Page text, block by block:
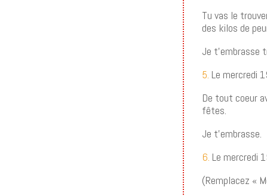
Tu vas le
des kilos de
Je
5. Le mercredi
De tout coeur
fêtes.
Je t’embrasse.
6. Le mercredi
(Remplacez «